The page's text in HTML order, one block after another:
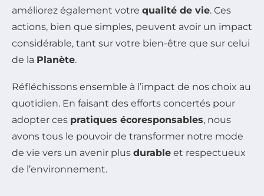
améliorez également votre qualité de vie. Ces
actions, bien que simples, peuvent avoir un impact
considérable, tant sur votre bien-être que sur celui
de la Planète.
Réfléchissons ensemble à l’impact de nos choix au
quotidien. En faisant des efforts concertés pour
adopter ces pratiques écoresponsables, nous
avons tous le pouvoir de transformer notre mode
de vie vers un avenir plus durable et respectueux
de l’environnement.